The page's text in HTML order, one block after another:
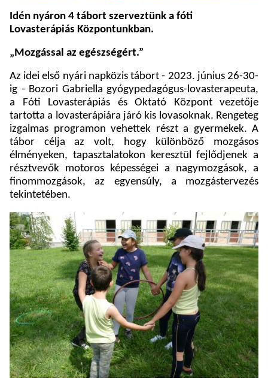
Idén nyáron 4 tábort szerveztünk a fóti
Lovasterápiás Központunkban.
„Mozgással az egészségért.”
Az idei első nyári napközis tábort - 2023. június 26-30-
ig - Bozori Gabriella gyógypedagógus-lovasterapeuta,
a Fóti Lovasterápiás és Oktató Központ vezetője
tartotta a lovasterápiára járó kis lovasoknak. Rengeteg
izgalmas programon vehettek részt a gyermekek. A
tábor célja az volt, hogy különböző mozgásos
élményeken, tapasztalatokon keresztül fejlődjenek a
résztvevők motoros képességei a nagymozgások, a
finommozgások, az egyensúly, a mozgástervezés
tekintetében.